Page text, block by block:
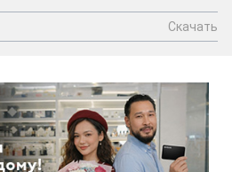
Скачать